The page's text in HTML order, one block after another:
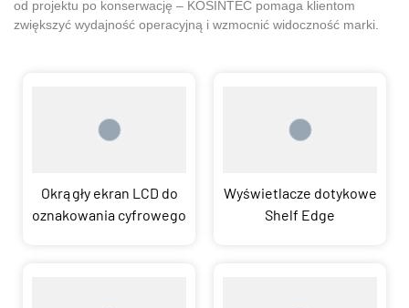
od projektu po konserwację – KOSINTEC pomaga klientom
zwiększyć wydajność operacyjną i wzmocnić widoczność marki.
Okrągły ekran LCD do
oznakowania cyfrowego
Wyświetlacze dotykowe
Shelf Edge